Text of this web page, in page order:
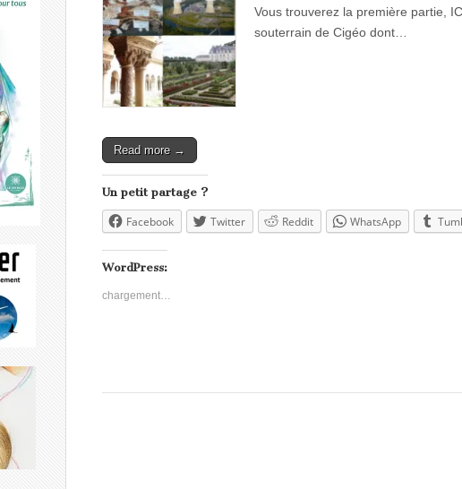
Vous trouverez la première partie,
souterrain de Cigéo dont…
Read more →
Un petit partage ?
Facebook Twitter Reddit WhatsApp
WordPress:
chargement…